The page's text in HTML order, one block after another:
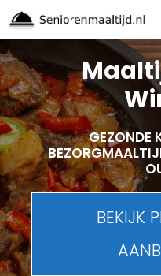
Spring
naar
inhoud
GEZONDE
BEKIJK